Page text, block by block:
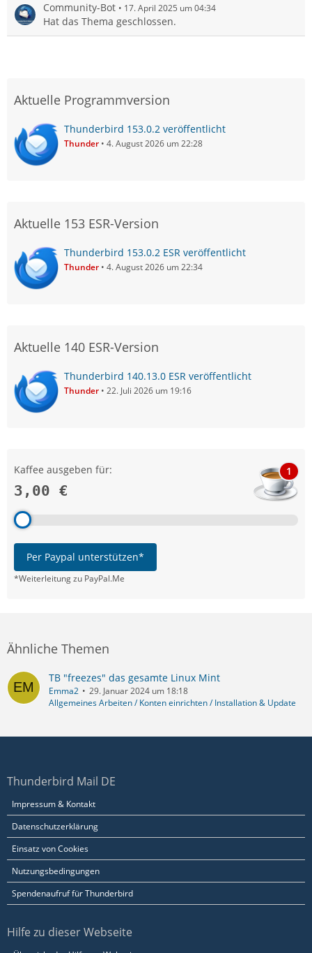
Community-Bot 17. April 2025 um 04:34
Hat das Thema geschlossen.
Aktuelle Programmversion
Thunderbird 153.0.2 veröffentlicht
Thunder 4. August 2026 um 22:28
Aktuelle 153 ESR-Version
Thunderbird 153.0.2 ESR veröffentlicht
Thunder 4. August 2026 um 22:34
Aktuelle 140 ESR-Version
Thunderbird 140.13.0 ESR veröffentlicht
Thunder 22. Juli 2026 um 19:16
Kaffee ausgeben für:
3,00 €
1
Per Paypal unterstützen*
*Weiterleitung zu PayPal.Me
Ähnliche Themen
TB "freezes" das gesamte Linux Mint
Emma2
29. Januar 2024 um 18:18
Allgemeines Arbeiten / Konten einrichten / Installation & Update
Thunderbird Mail DE
Impressum & Kontakt
Datenschutzerklärung
Einsatz von Cookies
Nutzungsbedingungen
Spendenaufruf für Thunderbird
Hilfe zu dieser Webseite